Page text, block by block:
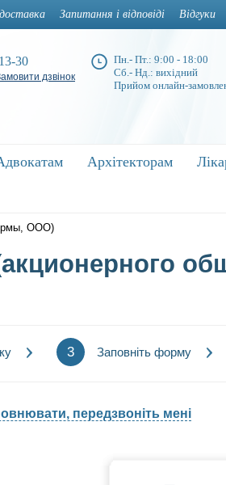
Запитання і відповіді Відгуки
30
дзвінок
Пн.- Пт.: 9:00 - 18:00
Сб.- Нд.: вихідний
Прийом онлайн-
Архітекторам
Архітекторам
ООО)
3 Заповніть форму
передзвоніть мені